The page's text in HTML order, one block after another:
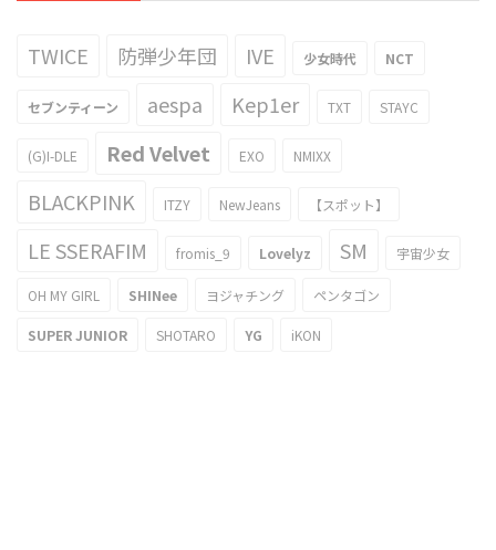
TWICE 防弾少年団 IVE 少女時代 NCT
セブンティーン aespa Kep1er TXT STAYC
(G)I-DLE Red Velvet EXO NMIXX
BLACKPINK ITZY NewJeans 【スポット】
LE SSERAFIM fromis_9 Lovelyz SM 宇宙少女
OH MY GIRL SHINee ヨジャチング ペンタゴン
SUPER JUNIOR SHOTARO YG iKON